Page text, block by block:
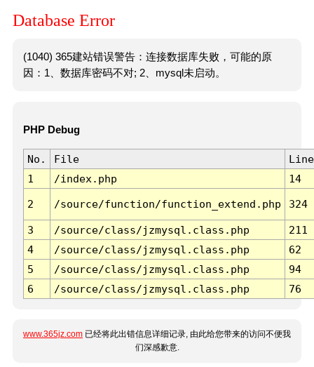
Database Error
(1040) 365建站错误警告：连接数据库失败，可能的原
因：1、数据库密码不对; 2、mysql未启动。
PHP Debug
No. File
Line
1
/index.php 14
2 /source/function/function_extend.php 324
3 /source/class/jzmysql.class.php
211
4
/source/class/jzmysql.class.php
62
5
/source/class/jzmysql.class.php
94
6
/source/class/jzmysql.class.php 76
www.365jz.com 已经将此出错信息详细记录, 由此给您带来的访问不便我
们深感歉意.